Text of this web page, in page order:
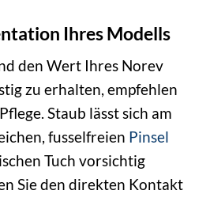
Ihres Modells
den Wert Ihres Norev
zu erhalten, empfehlen
Staub lässt sich am
fusselfreien Pinsel
Tuch vorsichtig
Sie den direkten Kontakt